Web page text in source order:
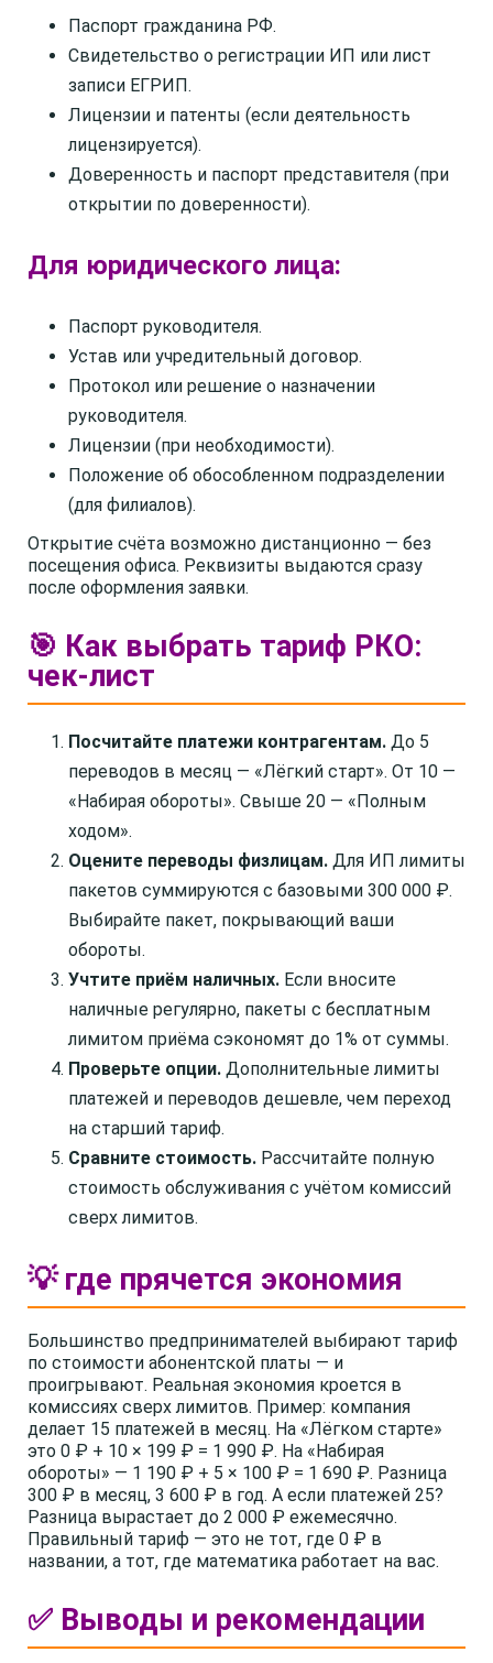
Паспорт гражданина РФ.
Свидетельство о регистрации ИП или лист
записи ЕГРИП.
Лицензии и патенты (если деятельность
лицензируется).
Доверенность и паспорт представителя (при
открытии по доверенности).
Для юридического лица:
Паспорт руководителя.
Устав или учредительный договор.
Протокол или решение о назначении
руководителя.
Лицензии (при необходимости).
Положение об обособленном подразделении
(для филиалов).
Открытие счёта возможно дистанционно — без
посещения офиса. Реквизиты выдаются сразу
после оформления заявки.
🎯 Как выбрать тариф РКО:
чек-лист
Посчитайте платежи контрагентам. До 5
переводов в месяц — «Лёгкий старт». От 10 —
«Набирая обороты». Свыше 20 — «Полным
ходом».
Оцените переводы физлицам. Для ИП лимиты
пакетов суммируются с базовыми 300 000 ₽.
Выбирайте пакет, покрывающий ваши
обороты.
Учтите приём наличных. Если вносите
наличные регулярно, пакеты с бесплатным
лимитом приёма сэкономят до 1% от суммы.
Проверьте опции. Дополнительные лимиты
платежей и переводов дешевле, чем переход
на старший тариф.
Сравните стоимость. Рассчитайте полную
стоимость обслуживания с учётом комиссий
сверх лимитов.
💡 где прячется экономия
Большинство предпринимателей выбирают тариф
по стоимости абонентской платы — и
проигрывают. Реальная экономия кроется в
комиссиях сверх лимитов. Пример: компания
делает 15 платежей в месяц. На «Лёгком старте»
это 0 ₽ + 10 × 199 ₽ = 1 990 ₽. На «Набирая
обороты» — 1 190 ₽ + 5 × 100 ₽ = 1 690 ₽. Разница
300 ₽ в месяц, 3 600 ₽ в год. А если платежей 25?
Разница вырастает до 2 000 ₽ ежемесячно.
Правильный тариф — это не тот, где 0 ₽ в
названии, а тот, где математика работает на вас.
✅ Выводы и рекомендации